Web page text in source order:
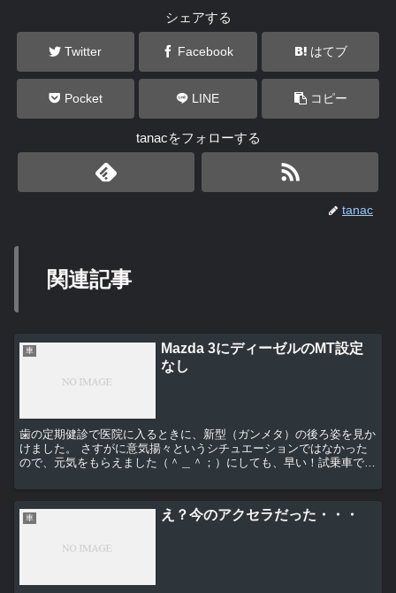
シェアする
Twitter Facebook はてブ
Pocket LINE コピー
tanacをフォローする
tanac
関連記事
車
Mazda 3にディーゼルのMT設定
なし
歯の定期健診で医院に入るときに、新型（ガンメタ）の後ろ姿を見か
けました。 さすがに意気揚々というシチュエーションではなかった
ので、元気をもらえました（＾＿＾；）にしても、早い！試乗車でし
車 え？今のアクセラだった・・・